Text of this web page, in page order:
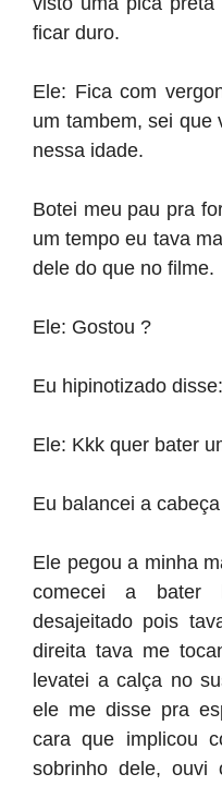
ficar duro.
Ele: Fica com
um tambem, sei que
nessa idade.
Botei meu pau pra
um tempo eu tava
dele do que no filme.
Ele: Gostou ?
Eu hipinotizado
Ele: Kkk quer bater
Eu balancei a
Ele pegou a minha
comecei a bater
desajeitado pois
direita tava me
levatei a calça no
ele me disse pra
cara que implicou
sobrinho dele, ouvi